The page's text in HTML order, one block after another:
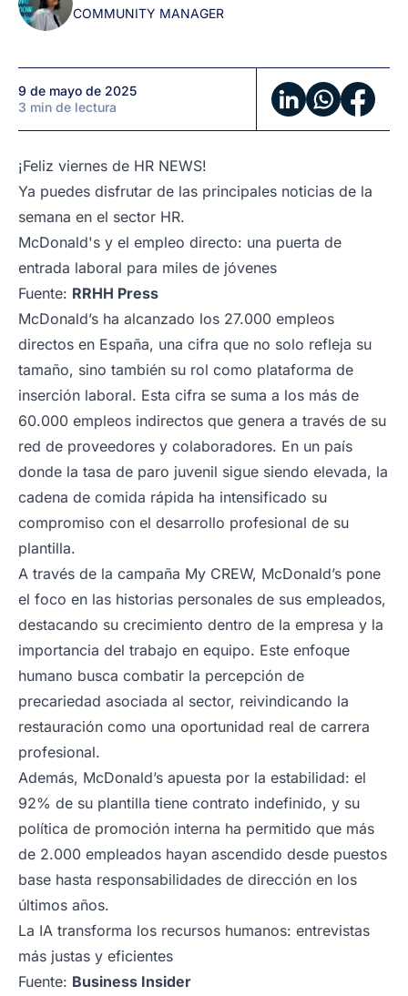
de
en
1
minuto
COMMUNITY MANAGER
9 de mayo de 2025
3 min de lectura
¡Feliz viernes de HR NEWS!
Ya puedes disfrutar de las principales noticias de la
semana en el sector HR.
McDonald's y el empleo directo: una puerta de
entrada laboral para miles de jóvenes
Fuente: RRHH Press
McDonald’s ha alcanzado los 27.000 empleos
directos en España, una cifra que no solo refleja su
tamaño, sino también su rol como plataforma de
inserción laboral. Esta cifra se suma a los más de
60.000 empleos indirectos que genera a través de su
red de proveedores y colaboradores. En un país
donde la tasa de paro juvenil sigue siendo elevada, la
cadena de comida rápida ha intensificado su
compromiso con el desarrollo profesional de su
plantilla.
A través de la campaña My CREW, McDonald’s pone
el foco en las historias personales de sus empleados,
destacando su crecimiento dentro de la empresa y la
importancia del trabajo en equipo. Este enfoque
humano busca combatir la percepción de
precariedad asociada al sector, reivindicando la
restauración como una oportunidad real de carrera
profesional.
Además, McDonald’s apuesta por la estabilidad: el
92% de su plantilla tiene contrato indefinido, y su
política de promoción interna ha permitido que más
de 2.000 empleados hayan ascendido desde puestos
base hasta responsabilidades de dirección en los
últimos años.
La IA transforma los recursos humanos: entrevistas
más justas y eficientes
Fuente: Business Insider